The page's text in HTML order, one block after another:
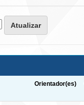
Orientador(es)